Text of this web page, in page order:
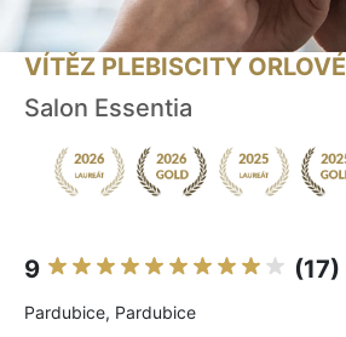
VÍTĚZ PLEBISCITY ORLOVÉ
Salon Essentia
9 (17)
Pardubice, Pardubice